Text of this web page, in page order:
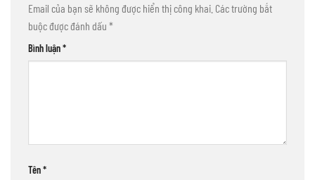
Email của bạn sẽ không được hiển thị công khai. Các trường bắt
buộc được đánh dấu *
Bình luận*
Tên*